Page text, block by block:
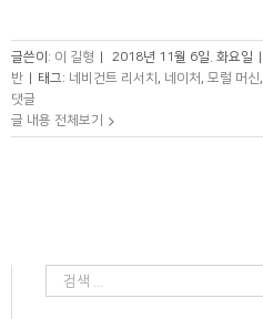
글쓴이: 이 길형 | 2018년 11월 6일. 화요일 |
반 | 태그: 네비건트 리서치 , 네이처 , 모럴 머신,
댓글
글 내용 전체보기